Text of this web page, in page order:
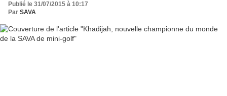
Publié le 31/07/2015 à 10:17
Par SAVA